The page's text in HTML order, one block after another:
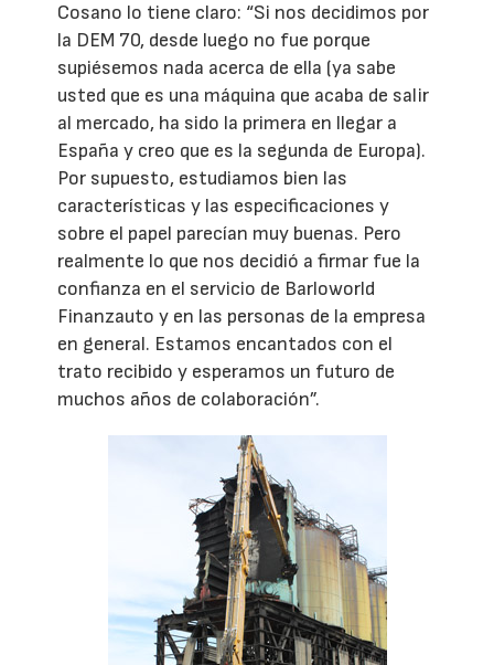
Cosano lo tiene claro: “Si nos decidimos por
la DEM 70, desde luego no fue porque
supiésemos nada acerca de ella (ya sabe
usted que es una máquina que acaba de salir
al mercado, ha sido la primera en llegar a
España y creo que es la segunda de Europa).
Por supuesto, estudiamos bien las
características y las especificaciones y
sobre el papel parecían muy buenas. Pero
realmente lo que nos decidió a firmar fue la
confianza en el servicio de Barloworld
Finanzauto y en las personas de la empresa
en general. Estamos encantados con el
trato recibido y esperamos un futuro de
muchos años de colaboración”.